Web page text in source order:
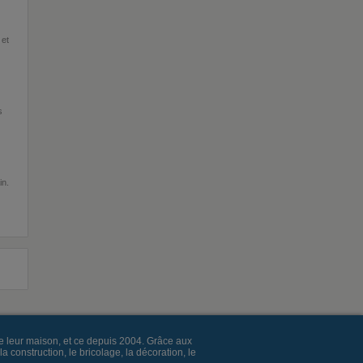
et
leur maison, et ce depuis 2004. Grâce aux
construction, le bricolage, la décoration, le